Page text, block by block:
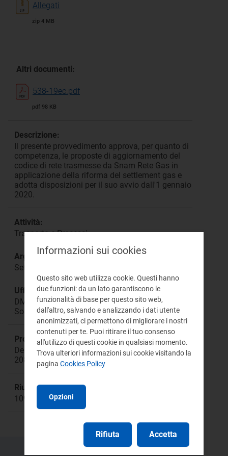
Allegati
zip 4 MB
Altri documenti:
538-19ec.pdf
pdf 98 KB
Descrizione:
Il presente provvedimento approva, per quanto di
competenza, le proposte di aggiornamento del
codice di rete trasmesse da Snam Rete Gas in
applicazione della riforma del settlement gas e
adotta disposizioni per il suo avvio dall'1 gennaio
2020.
Attività:
Trasporto e Processi
Argomento:
Settlement Gas
Ufficio responsabile:
DMEA Direzione Mercati Energia all'Ingrosso e
Sostenibilità Ambientale
Procedimento:
Deliberazioni: 72/2018/R/gas, 148/2019/R/gas,
208/2019/R/gas
Riunione:
1092
Informazioni sui cookies
Questo sito web utilizza cookie. Questi hanno
due funzioni: da un lato garantiscono le
funzionalità di base per questo sito web,
dall'altro, salvando e analizzando i dati utente
anonimizzati, ci permettono di migliorare i nostri
contenuti per te. Puoi ritirare il tuo consenso
all'utilizzo di questi cookie in qualsiasi momento.
Trova ulteriori informazioni sui cookie visitando la
pagina Cookies Policy
Opzioni
Rifiuta Accetta